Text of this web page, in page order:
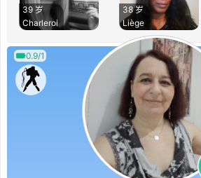
39 岁
Charleroi
38 岁
Liège
0.9/1